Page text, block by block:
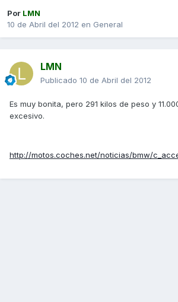
Por LMN
10 de Abril del 2012 en General
LMN
Publicado 10 de Abril del 2012
Es muy bonita, pero 291 kilos de peso y
excesivo.
http://motos.coches.net/noticias/bmw/